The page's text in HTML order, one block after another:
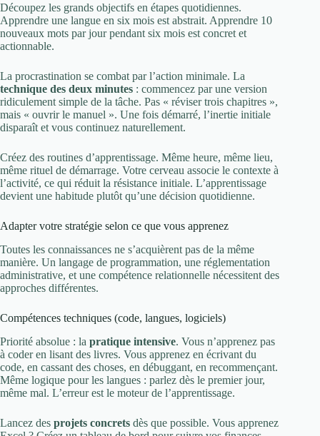
Découpez les grands objectifs en étapes quotidiennes.
Apprendre une langue en six mois est abstrait. Apprendre 10
nouveaux mots par jour pendant six mois est concret et
actionnable.
La procrastination se combat par l’action minimale. La
technique des deux minutes : commencez par une version
ridiculement simple de la tâche. Pas « réviser trois chapitres »,
mais « ouvrir le manuel ». Une fois démarré, l’inertie initiale
disparaît et vous continuez naturellement.
Créez des routines d’apprentissage. Même heure, même lieu,
même rituel de démarrage. Votre cerveau associe le contexte à
l’activité, ce qui réduit la résistance initiale. L’apprentissage
devient une habitude plutôt qu’une décision quotidienne.
Adapter votre stratégie selon ce que vous apprenez
Toutes les connaissances ne s’acquièrent pas de la même
manière. Un langage de programmation, une réglementation
administrative, et une compétence relationnelle nécessitent des
approches différentes.
Compétences techniques (code, langues, logiciels)
Priorité absolue : la pratique intensive. Vous n’apprenez pas
à coder en lisant des livres. Vous apprenez en écrivant du
code, en cassant des choses, en débuggant, en recommençant.
Même logique pour les langues : parlez dès le premier jour,
même mal. L’erreur est le moteur de l’apprentissage.
Lancez des projets concrets dès que possible. Vous apprenez